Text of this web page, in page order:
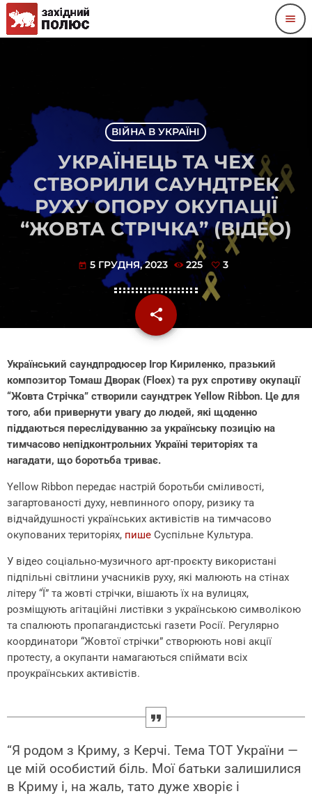
menu
ВІЙНА В УКРАЇНІ
УКРАЇНЕЦЬ ТА ЧЕХ
СТВОРИЛИ САУНДТРЕК
РУХУ ОПОРУ ОКУПАЦІЇ
“ЖОВТА СТРІЧКА” (ВІДЕО)
today 5 ГРУДНЯ, 2023 225 3
share
email
Український саундпродюсер Ігор Кириленко, празький
композитор Томаш Дворак (Floex) та рух спротиву окупації
“Жовта Стрічка” створили саундтрек Yellow Ribbon. Це для
того, аби привернути увагу до людей, які щоденно
піддаються переслідуванню за українську позицію на
тимчасово непідконтрольних Україні територіях та
нагадати, що боротьба триває.
Yellow Ribbon передає настрій боротьби сміливості,
загартованості духу, невпинного опору, ризику та
відчайдушності українських активістів на тимчасово
окупованих територіях, пише Суспільне Культура.
У відео соціально-музичного арт-проєкту використані
підпільні світлини учасників руху, які малюють на стінах
літеру “Ї” та жовті стрічки, вішають їх на вулицях,
розміщують агітаційні листівки з українською символікою
та спалюють пропагандистські газети Росії. Регулярно
координатори “Жовтої стрічки” створюють нові акції
протесту, а окупанти намагаються спіймати всіх
проукраїнських активістів.
“Я родом з Криму, з Керчі. Тема ТОТ України —
це мій особистий біль. Мої батьки залишилися
в Криму і, на жаль, тато дуже хворіє і